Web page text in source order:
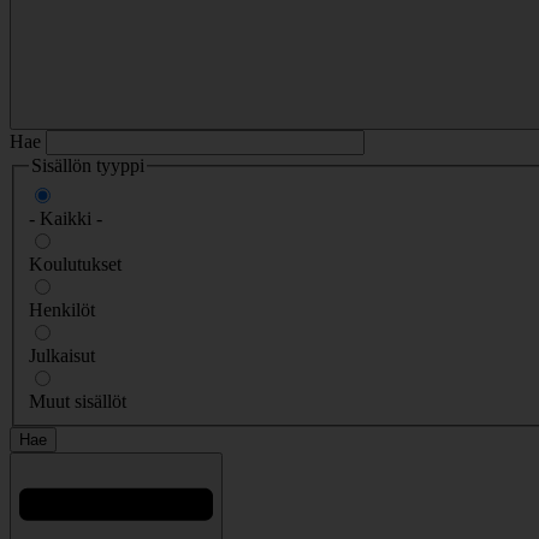
Hae
Sisällön tyyppi
- Kaikki -
Koulutukset
Henkilöt
Julkaisut
Muut sisällöt